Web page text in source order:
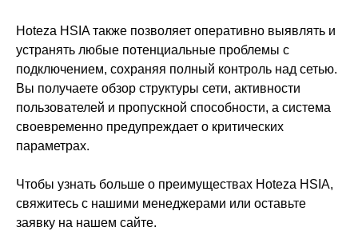
Hoteza HSIA также позволяет оперативно выявлять и
устранять любые потенциальные проблемы с
подключением, сохраняя полный контроль над сетью.
Вы получаете обзор структуры сети, активности
пользователей и пропускной способности, а система
своевременно предупреждает о критических
параметрах.
Чтобы узнать больше о преимуществах Hoteza HSIA,
свяжитесь с нашими менеджерами или оставьте
заявку на нашем сайте.